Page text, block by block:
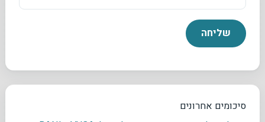
סיכומים אחרונים